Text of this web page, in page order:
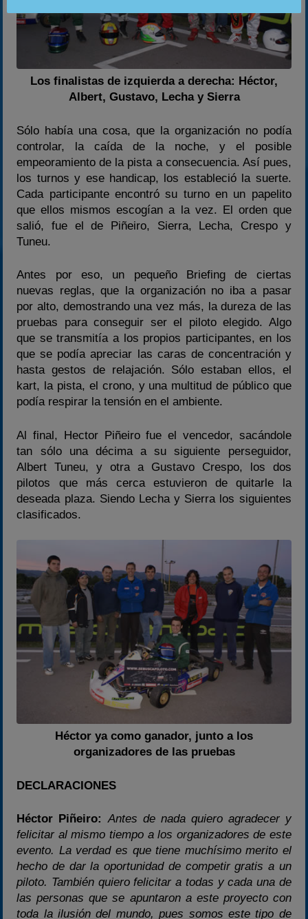
Los finalistas de izquierda a derecha: Héctor,
Albert, Gustavo, Lecha y Sierra
Sólo había una cosa, que la organización no podía
controlar, la caída de la noche, y el posible
empeoramiento de la pista a consecuencia. Así pues,
los turnos y ese handicap, los estableció la suerte.
Cada participante encontró su turno en un papelito
que ellos mismos escogían a la vez. El orden que
salió, fue el de Piñeiro, Sierra, Lecha, Crespo y
Tuneu.
Antes por eso, un pequeño Briefing de ciertas
nuevas reglas, que la organización no iba a pasar
por alto, demostrando una vez más, la dureza de las
pruebas para conseguir ser el piloto elegido. Algo
que se transmitía a los propios participantes, en los
que se podía apreciar las caras de concentración y
hasta gestos de relajación. Sólo estaban ellos, el
kart, la pista, el crono, y una multitud de público que
podía respirar la tensión en el ambiente.
Al final, Hector Piñeiro fue el vencedor, sacándole
tan sólo una décima a su siguiente perseguidor,
Albert Tuneu, y otra a Gustavo Crespo, los dos
pilotos que más cerca estuvieron de quitarle la
deseada plaza. Siendo Lecha y Sierra los siguientes
clasificados.
Héctor ya como ganador, junto a los
organizadores de las pruebas
DECLARACIONES
Héctor Piñeiro: Antes de nada quiero agradecer y
felicitar al mismo tiempo a los organizadores de este
evento. La verdad es que tiene muchísimo merito el
hecho de dar la oportunidad de competir gratis a un
piloto. También quiero felicitar a todas y cada una de
las personas que se apuntaron a este proyecto con
toda la ilusión del mundo, pues somos este tipo de